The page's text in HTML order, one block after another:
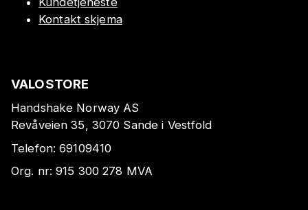
Kontakt skjema
VALOSTORE
Handshake Norway AS
Revåveien 35, 3070 Sande i Vestfold
Telefon:69109410
Org. nr:915 300 278 MVA